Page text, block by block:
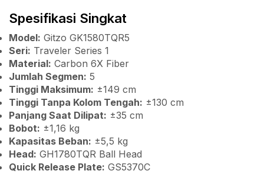
Spesifikasi Singkat
Model: Gitzo GK1580TQR5
Seri: Traveler Series 1
Material: Carbon 6X Fiber
Jumlah Segmen: 5
Tinggi Maksimum: ±149 cm
Tinggi Tanpa Kolom Tengah: ±130 cm
Panjang Saat Dilipat: ±35 cm
Bobot: ±1,16 kg
Kapasitas Beban: ±5,5 kg
Head: GH1780TQR Ball Head
Quick Release Plate: GS5370C